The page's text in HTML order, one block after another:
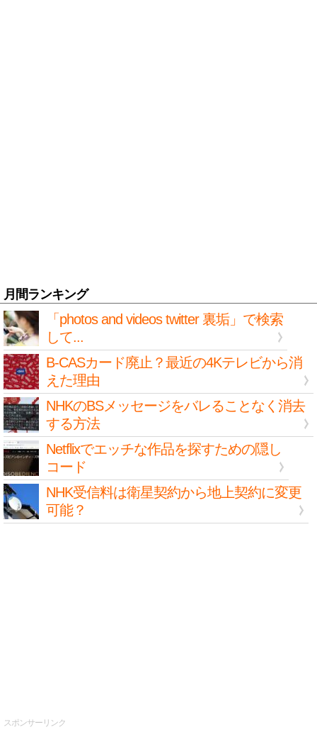
月間ランキング
「photos and videos twitter 裏垢」で検索
して...
B-CASカード廃止？最近の4Kテレビから消
えた理由
NHKのBSメッセージをバレることなく消去
する方法
Netflixでエッチな作品を探すための隠し
コード
NHK受信料は衛星契約から地上契約に変更
可能？
スポンサーリンク